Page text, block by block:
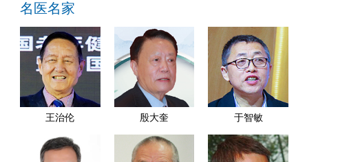
名医名家
王治伦 殷大奎 于智敏